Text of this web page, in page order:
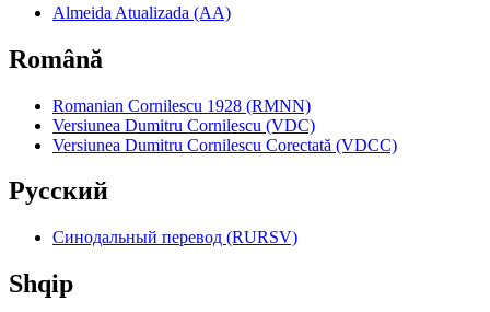
Almeida Atualizada (AA)
Română
Romanian Cornilescu 1928 (RMNN)
Versiunea Dumitru Cornilescu (VDC)
Versiunea Dumitru Cornilescu Corectată (VDCC)
Pyccкий
Синодальный перевод (RURSV)
Shqip